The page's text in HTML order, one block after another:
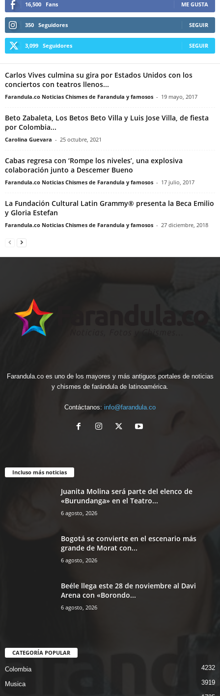
16,500 Fans ME GUSTA
350 Seguidores SEGUIR
3,099 Seguidores SEGUIR
Carlos Vives culmina su gira por Estados Unidos con los
conciertos con teatros llenos...
Farandula.co Noticias Chismes de Farandula y famosos - 19 mayo, 2017
Beto Zabaleta, Los Betos Beto Villa y Luis Jose Villa, de fiesta
por Colombia...
Carolina Guevara - 25 octubre, 2021
Cabas regresa con ‘Rompe los niveles’, una explosiva
colaboración junto a Descemer Bueno
Farandula.co Noticias Chismes de Farandula y famosos - 17 julio, 2017
La Fundación Cultural Latin Grammy® presenta la Beca Emilio
y Gloria Estefan
Farandula.co Noticias Chismes de Farandula y famosos - 27 diciembre, 2018
Farandula.co es uno de los mayores y más antiguos portales de noticias
y chismes de farándula de latinoamérica.
Contáctanos: info@farandula.co
Incluso más noticias
Juanita Molina será parte del elenco de
«Burundanga» en el Teatro...
6 agosto, 2026
Bogotá se convierte en el escenario más
grande de Morat con...
6 agosto, 2026
Beéle llega este 28 de noviembre al Davi
Arena con «Borondo...
6 agosto, 2026
CATEGORÍA POPULAR
Colombia 4232
Musica 3919